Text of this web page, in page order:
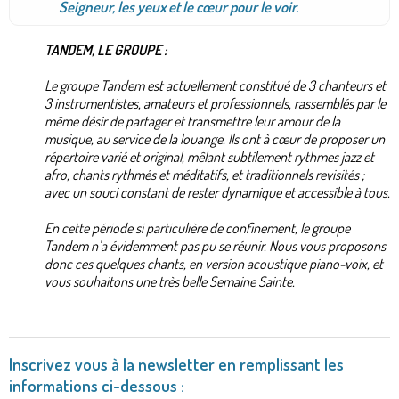
Seigneur, les yeux et le cœur pour le voir.
TANDEM, LE GROUPE :
Le groupe Tandem est actuellement constitué de 3 chanteurs et
3 instrumentistes, amateurs et professionnels, rassemblés par le
même désir de partager et transmettre leur amour de la
musique, au service de la louange. Ils ont à cœur de proposer un
répertoire varié et original, mêlant subtilement rythmes jazz et
afro, chants rythmés et méditatifs, et traditionnels revisités ;
avec un souci constant de rester dynamique et accessible à tous.
En cette période si particulière de confinement, le groupe
Tandem n’a évidemment pas pu se réunir. Nous vous proposons
donc ces quelques chants, en version acoustique piano-voix, et
vous souhaitons une très belle Semaine Sainte.
Inscrivez vous à la newsletter en remplissant les
informations ci-dessous :